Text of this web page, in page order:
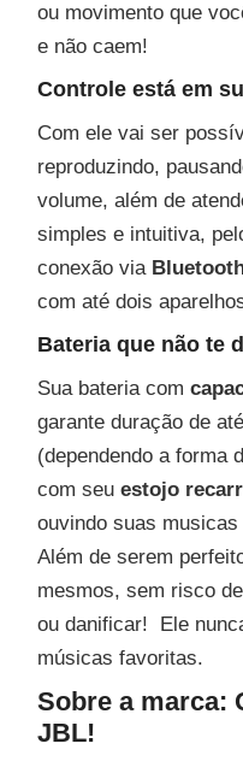
ou movimento que
e não caem!
Controle está em
Com ele vai ser
reproduzindo,
volume, além de
simples e intuitiva,
conexão via
com até dois
Bateria que não te
Sua bateria com
garante duração de até
(dependendo a forma
com seu estojo
ouvindo suas
Além de serem
mesmos, sem risco
ou danificar! Ele
músicas favoritas.
Sobre a marca:
JBL!